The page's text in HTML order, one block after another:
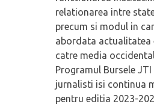
relationarea intre
precum si modul in
abordata actualitatea
catre media
Programul Bursele
jurnalisti isi continua
pentru editia 2023-